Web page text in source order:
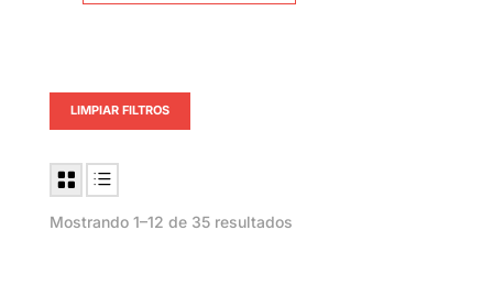
LIMPIAR FILTROS
Mostrando 1–12 de 35 resultados